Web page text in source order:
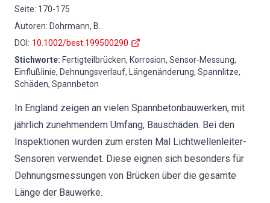
Seite: 170-175
Autoren: Dohrmann, B.
DOI : 10.1002/best.199500290
Stichworte: Fertigteilbrücken, Korrosion, Sensor-Messung,
Einflußlinie, Dehnungsverlauf, Längenänderung, Spannlitze,
Schäden, Spannbeton
In England zeigen an vielen Spannbetonbauwerken, mit
jährlich zunehmendem Umfang, Bauschäden. Bei den
Inspektionen wurden zum ersten Mal Lichtwellenleiter-
Sensoren verwendet. Diese eignen sich besonders für
Dehnungsmessungen von Brücken über die gesamte
Länge der Bauwerke.